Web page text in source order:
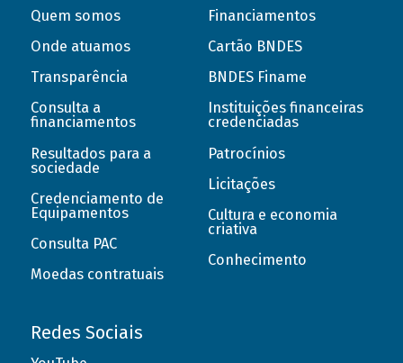
Quem somos
Onde atuamos
Transparência
Consulta a
financiamentos
Resultados para a
sociedade
Credenciamento de
Equipamentos
Consulta PAC
Moedas contratuais
Financiamentos
Cartão BNDES
BNDES Finame
Instituições financeiras
credenciadas
Patrocínios
Licitações
Cultura e economia
criativa
Conhecimento
Redes Sociais